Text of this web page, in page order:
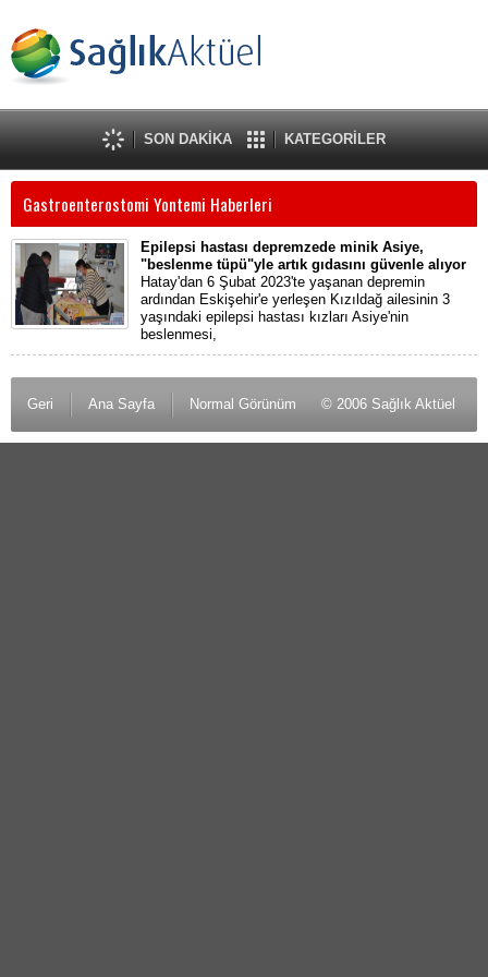
SON DAKİKA KATEGORİLER
Gastroenterostomi Yontemi Haberleri
Epilepsi hastası depremzede minik Asiye,
"beslenme tüpü"yle artık gıdasını güvenle alıyor
Hatay'dan 6 Şubat 2023'te yaşanan depremin
ardından Eskişehir'e yerleşen Kızıldağ ailesinin 3
yaşındaki epilepsi hastası kızları Asiye'nin
beslenmesi,
Geri Ana Sayfa Normal Görünüm © 2006 Sağlık Aktüel